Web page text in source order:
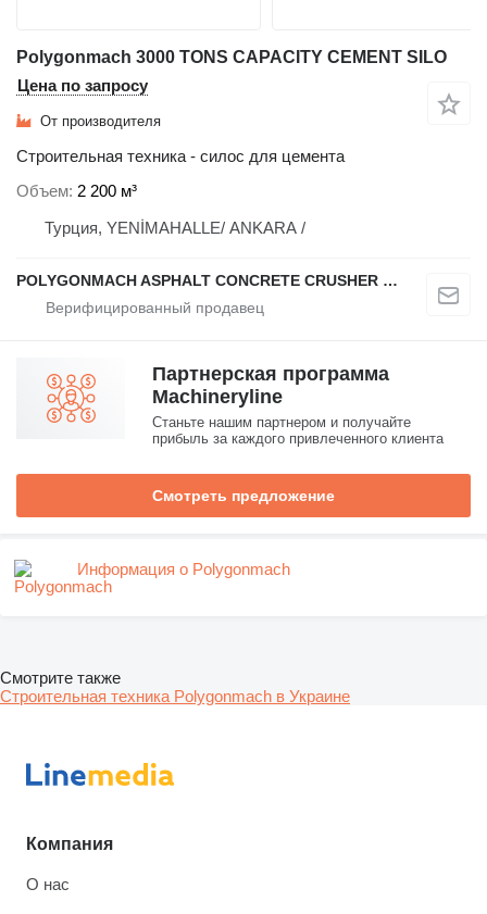
Polygonmach 3000 TONS CAPACITY CEMENT SILO
Цена по запросу
От производителя
Строительная техника - силос для цемента
Объем 2 200 м³
Турция, YENİMAHALLE/ ANKARA /
POLYGONMACH ASPHALT CONCRETE CRUSHER SYSTEMS
Партнерская программа
Machineryline
Станьте нашим партнером и получайте
прибыль за каждого привлеченного клиента
Смотреть предложение
Информация о Polygonmach
Смотрите также
Строительная техника Polygonmach в Украине
Компания
О нас